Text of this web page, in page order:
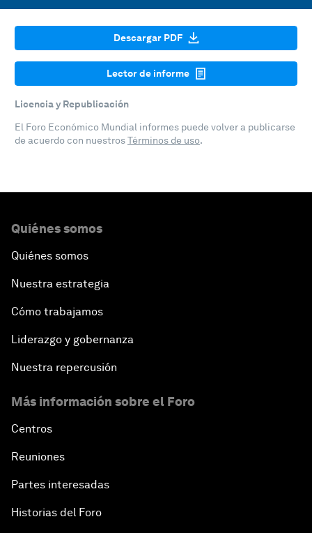
Descargar PDF
Lector de informe
Licencia y Republicación
El Foro Económico Mundial informes puede volver a publicarse
de acuerdo con nuestrosTérminos de uso.
Quiénes somos
Quiénes somos
Nuestra estrategia
Cómo trabajamos
Liderazgo y gobernanza
Nuestra repercusión
Más información sobre el Foro
Centros
Reuniones
Partes interesadas
Historias del Foro